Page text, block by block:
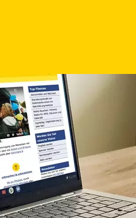
Formaten an
bestellen bzw. herunterladen